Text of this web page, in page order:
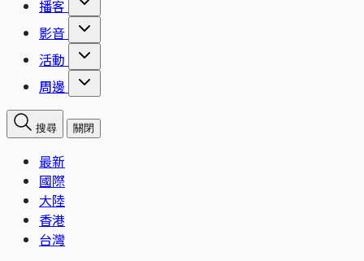
播客
影音
活動
周邊
搜尋 關閉
最新
國際
大陸
香港
台灣